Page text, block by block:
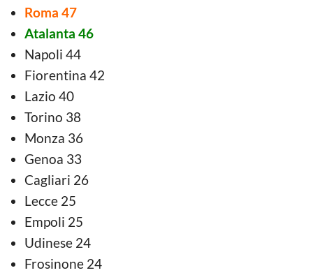
Roma 47
Atalanta 46
Napoli 44
Fiorentina 42
Lazio 40
Torino 38
Monza 36
Genoa 33
Cagliari 26
Lecce 25
Empoli 25
Udinese 24
Frosinone 24